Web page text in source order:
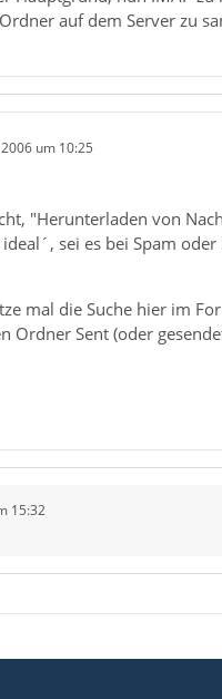
auf dem Server zu
um 10:25
"Herunterladen von
ideal´, sei es bei Spam
mal die Suche hier im
Ordner Sent (oder
15:32